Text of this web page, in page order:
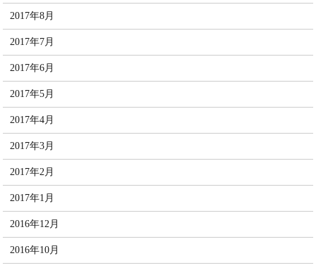
2017年8月
2017年7月
2017年6月
2017年5月
2017年4月
2017年3月
2017年2月
2017年1月
2016年12月
2016年10月